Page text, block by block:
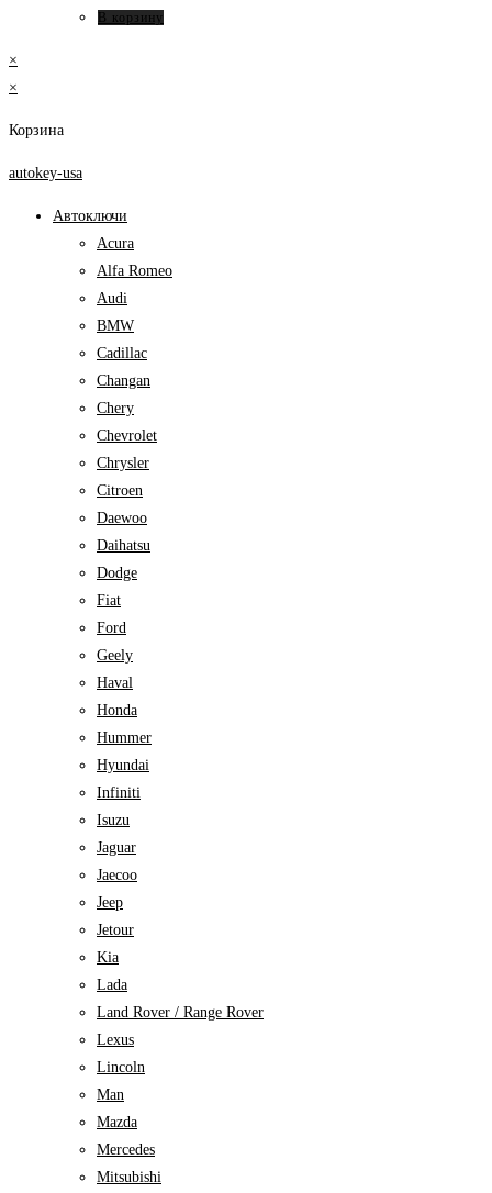
В корзину
×
×
Корзина
autokey-usa
Автоключи
Acura
Alfa Romeo
Audi
BMW
Cadillac
Changan
Chery
Chevrolet
Chrysler
Citroen
Daewoo
Daihatsu
Dodge
Fiat
Ford
Geely
Haval
Honda
Hummer
Hyundai
Infiniti
Isuzu
Jaguar
Jaecoo
Jeep
Jetour
Kia
Lada
Land Rover / Range Rover
Lexus
Lincoln
Man
Mazda
Mercedes
Mitsubishi